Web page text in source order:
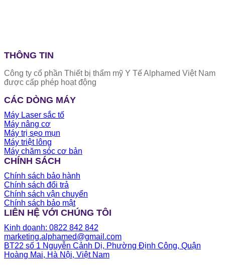
THÔNG TIN
Công ty cổ phần Thiết bị thẩm mỹ Y Tế Alphamed Việt Nam
được cấp phép hoạt động
CÁC DÒNG MÁY
Máy Laser sắc tố
Máy nâng cơ
Máy trị sẹo mụn
Máy triệt lông
Máy chăm sóc cơ bản
CHÍNH SÁCH
Chính sách bảo hành
Chính sách đổi trả
Chính sách vận chuyển
Chính sách bảo mật
LIÊN HỆ VỚI CHÚNG TÔI
Kinh doanh: 0822 842 842
marketing.alphamed@gmail.com
BT22 số 1 Nguyễn Cảnh Dị, Phường Định Công, Quận
Hoàng Mai, Hà Nội, Việt Nam